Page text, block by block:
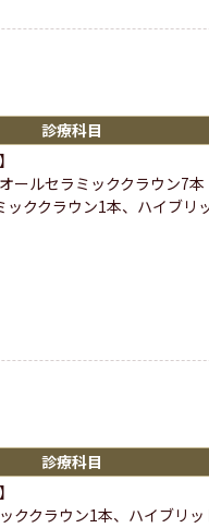
診療科目
ールセラミッククラウン7
ククラウン1本、ハイブリ
診療科目
ククラウン1本、ハイブリ